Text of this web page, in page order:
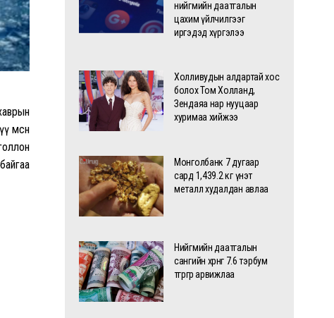
мөсөн
нийгмийн даатгалын
цахим үйлчилгээг
иргэдэд хүргэлээ
Холливудын алдартай хос
болох Том Холланд,
Зендаяа нар нууцаар
хуримаа хийжээ
Монголбанк 7 дугаар
сард 1,439.2 кг үнэт
металл худалдан авлаа
Нийгмийн даатгалын
сангийн хөрөнгө 7.6 тэрбум
төгрөгөөр арвижлаа